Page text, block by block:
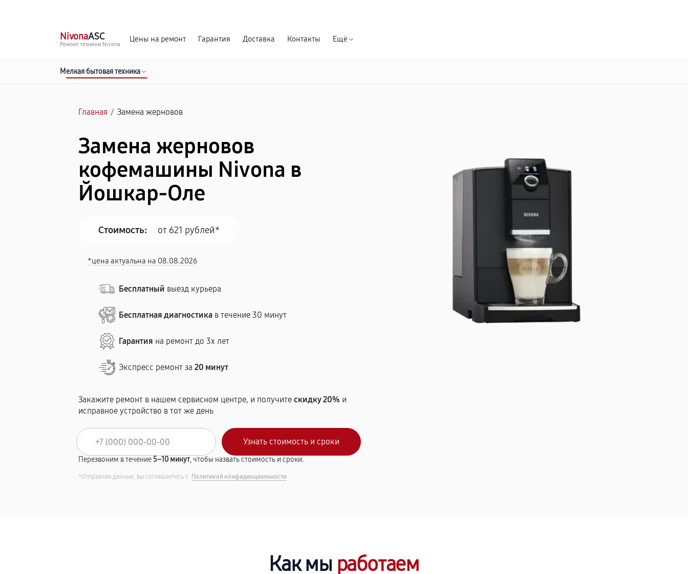
NivonaASC
Ремонт техники Nivona
Цены на ремонт Гарантия Доставка Контакты Ещё
Мелкая бытовая техника
Главная / Замена жерновов
Замена жерновов
кофемашины Nivona в
Йошкар-Оле
Стоимость: от 621 рублей*
*цена актуальна на 08.08.2026
Бесплатный выезд курьера
Бесплатная диагностика в течение 30 минут
Гарантия на ремонт до 3х лет
Экспресс ремонт за20 минут
Закажите ремонт в нашем сервисном центре, и получитескидку 20% и
исправное устройство в тот же день
Перезвоним в течение5–10 минут, чтобы назвать стоимость и сроки.
*Отправляя данные, вы соглашаетесь с Политикой конфиденциальности
Как мы работаем